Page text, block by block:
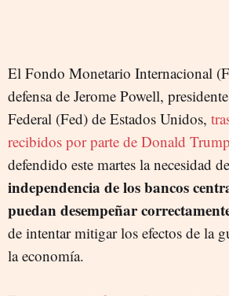
El Fondo Monetario Internacional
defensa de Jerome Powell,
Federal (Fed) de Estados Unidos,
recibidos por parte de Donald Trump
defendido este martes la necesidad de
independencia de los bancos
puedan desempeñar
de intentar mitigar los efectos de la
la economía.